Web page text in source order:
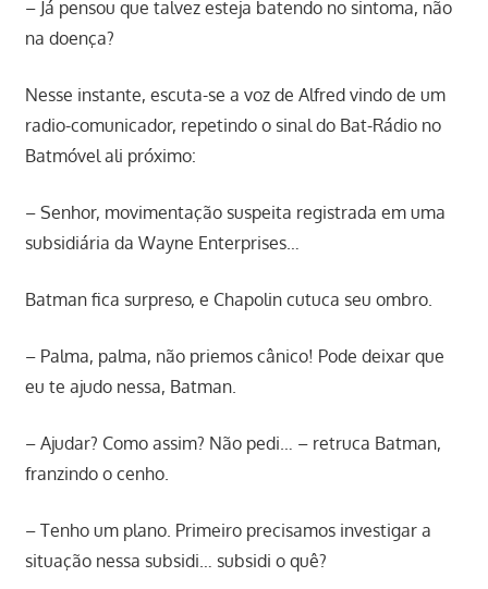
– Já pensou que talvez esteja batendo no sintoma, não
na doença?
Nesse instante, escuta-se a voz de Alfred vindo de um
radio-comunicador, repetindo o sinal do Bat-Rádio no
Batmóvel ali próximo:
– Senhor, movimentação suspeita registrada em uma
subsidiária da Wayne Enterprises…
Batman fica surpreso, e Chapolin cutuca seu ombro.
– Palma, palma, não priemos cânico! Pode deixar que
eu te ajudo nessa, Batman.
– Ajudar? Como assim? Não pedi… – retruca Batman,
franzindo o cenho.
– Tenho um plano. Primeiro precisamos investigar a
situação nessa subsidi… subsidi o quê?